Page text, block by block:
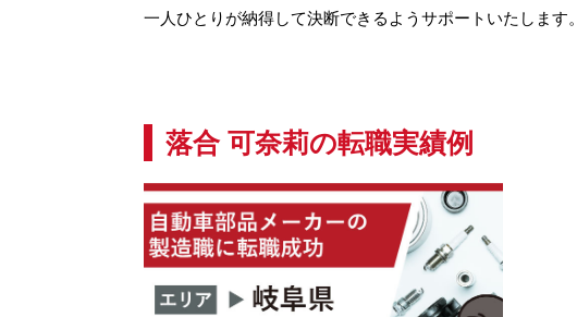
一人ひとりが納得して決断できるようサポートいたします。
落合 可奈莉の転職実績例